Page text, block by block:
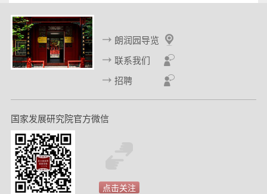
朗润园导览
联系我们
招聘
国家发展研究院官方微信
点击关注